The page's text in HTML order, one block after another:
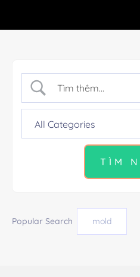
Popular Search mold